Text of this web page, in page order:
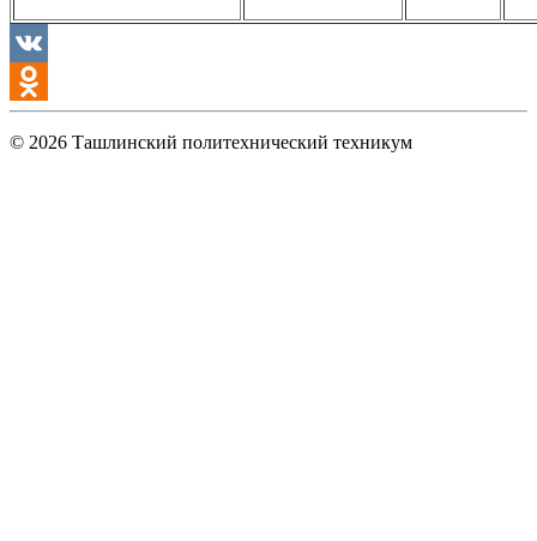
VK
Odnoklassniki
© 2026 Ташлинский политехнический техникум